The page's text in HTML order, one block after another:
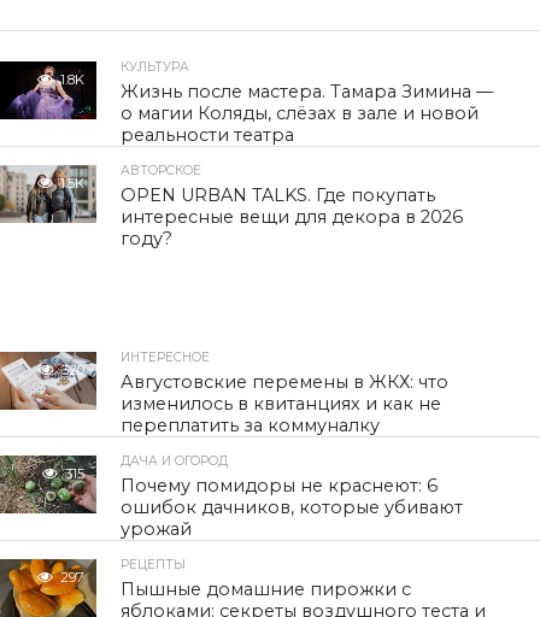
1.8K
КУЛЬТУРА
Жизнь после мастера. Тамара Зимина —
о магии Коляды, слёзах в зале и новой
реальности театра
1.5K
АВТОРСКОЕ
OPEN URBAN TALKS. Где покупать
интересные вещи для декора в 2026
году?
320
ИНТЕРЕСНОЕ
Августовские перемены в ЖКХ: что
изменилось в квитанциях и как не
переплатить за коммуналку
315
ДАЧА И ОГОРОД
Почему помидоры не краснеют: 6
ошибок дачников, которые убивают
урожай
297
РЕЦЕПТЫ
Пышные домашние пирожки с
яблоками: секреты воздушного теста и